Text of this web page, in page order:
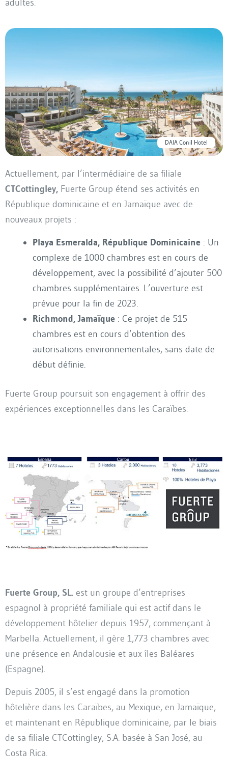
adultes.
DAIA Conil Hotel
Actuellement, par l’intermédiaire de sa filiale
CTCottingley, Fuerte Group étend ses activités en
République dominicaine et en Jamaïque avec de
nouveaux projets :
Playa Esmeralda, République Dominicaine : Un
complexe de 1000 chambres est en cours de
développement, avec la possibilité d’ajouter 500
chambres supplémentaires. L’ouverture est
prévue pour la fin de 2023.
Richmond, Jamaïque : Ce projet de 515
chambres est en cours d’obtention des
autorisations environnementales, sans date de
début définie.
Fuerte Group poursuit son engagement à offrir des
expériences exceptionnelles dans les Caraïbes.
Fuerte Group, SL. est un groupe d’entreprises
espagnol à propriété familiale qui est actif dans le
développement hôtelier depuis 1957, commençant à
Marbella. Actuellement, il gère 1,773 chambres avec
une présence en Andalousie et aux îles Baléares
(Espagne).
Depuis 2005, il s’est engagé dans la promotion
hôtelière dans les Caraïbes, au Mexique, en Jamaïque,
et maintenant en République dominicaine, par le biais
de sa filiale CTCottingley, S.A. basée à San José, au
Costa Rica.